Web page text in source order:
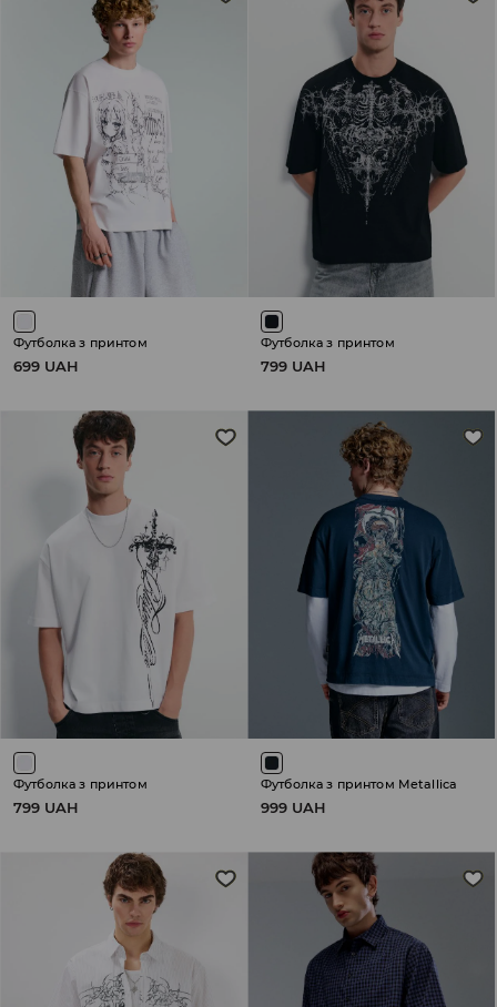
Футболка з принтом
699 UAH
Футболка з принтом
799 UAH
Футболка з принтом
799 UAH
Футболка з принтом Metallica
999 UAH